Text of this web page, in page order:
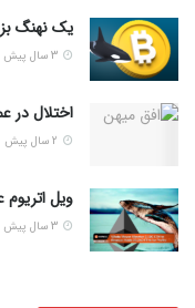
یک نهنگ
اختلال در
ویل